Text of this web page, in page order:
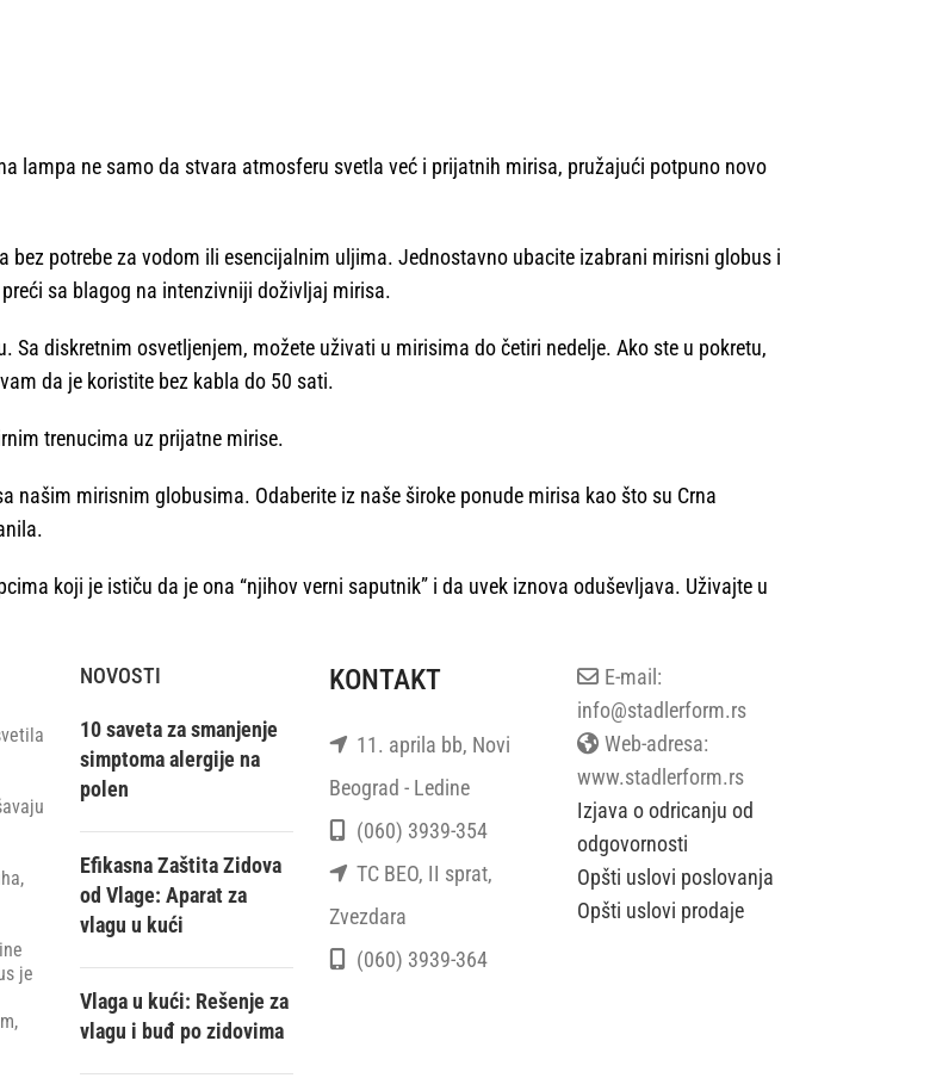
lampa ne samo da stvara atmosferu svetla već i prijatnih mirisa, pružajući potpuno novo
potrebe za vodom ili esencijalnim uljima. Jednostavno ubacite izabrani mirisni globus i
sa blagog na intenzivniji doživljaj mirisa.
diskretnim osvetljenjem, možete uživati u mirisima do četiri nedelje. Ako ste u pokretu,
da je koristite bez kabla do 50 sati.
trenucima uz prijatne mirise.
mirisnim globusima. Odaberite iz naše široke ponude mirisa kao što su Crna
koji je ističu da je ona “njihov verni saputnik” i da uvek iznova oduševljava. Uživajte u
je
NOVOSTI
10 saveta za smanjenje
simptoma alergije na
polen
Efikasna Zaštita Zidova
od Vlage: Aparat za
vlagu u kući
Vlaga u kući: Rešenje za
vlagu i buđ po zidovima
KONTAKT
11. aprila bb, Novi
Beograd - Ledine
(060) 3939-354
TC BEO, II sprat,
Zvezdara
(060) 3939-364
E-mail:
info@stadlerform.rs
Web-adresa:
www.stadlerform.rs
Izjava o odricanju od
odgovornosti
Opšti uslovi poslovanja
Opšti uslovi prodaje